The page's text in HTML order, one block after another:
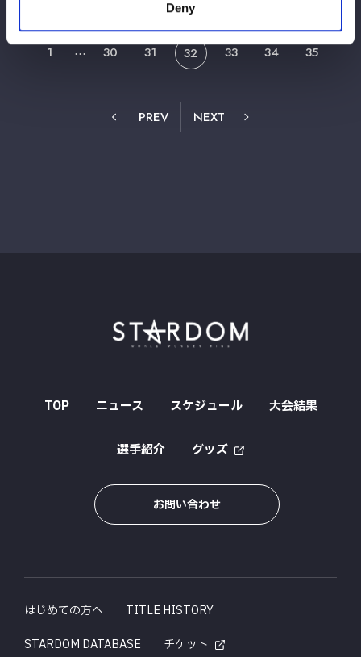
Deny
1 ⋯ 30 31 32 33 34 35
PREV NEXT
TOP ニュース スケジュール 大会結果
選手紹介 グッズ
お問い合わせ
はじめての方へ
TITLE HISTORY
STARDOM DATABASE
チケット